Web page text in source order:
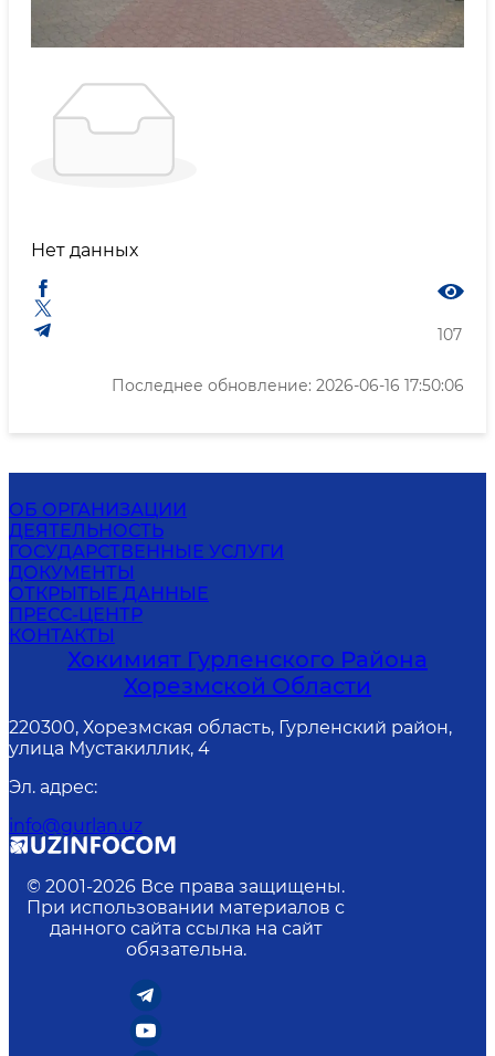
Нет данных
107
Последнее обновление: 2026-06-16 17:50:06
ОБ ОРГАНИЗАЦИИ
ДЕЯТЕЛЬНОСТЬ
ГОСУДАРСТВЕННЫЕ УСЛУГИ
ДОКУМЕНТЫ
ОТКРЫТЫЕ ДАННЫЕ
ПРЕСС-ЦЕНТР
КОНТАКТЫ
Хокимият Гурленского Района
Хорезмской Области
220300, Хорезмская область, Гурленский район,
улица Мустакиллик, 4
Эл. адрес:
info@gurlan.uz
© 2001-2026 Все права защищены.
При использовании материалов с
данного сайта ссылка на сайт
обязательна.